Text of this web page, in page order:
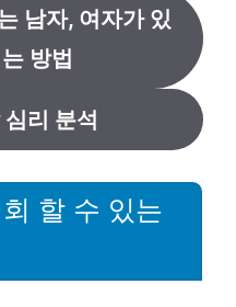
남자, 여자가 있
방법
리 분석
할 수 있는